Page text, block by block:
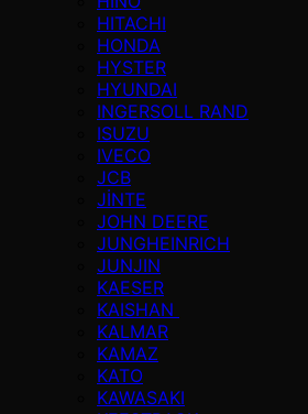
HITACHI
HONDA
HYSTER
HYUNDAI
INGERSOLL RAND
ISUZU
IVECO
JCB
JİNTE
JOHN DEERE
JUNGHEINRICH
JUNJIN
KAESER
KAISHAN
KALMAR
KAMAZ
KATO
KAWASAKI